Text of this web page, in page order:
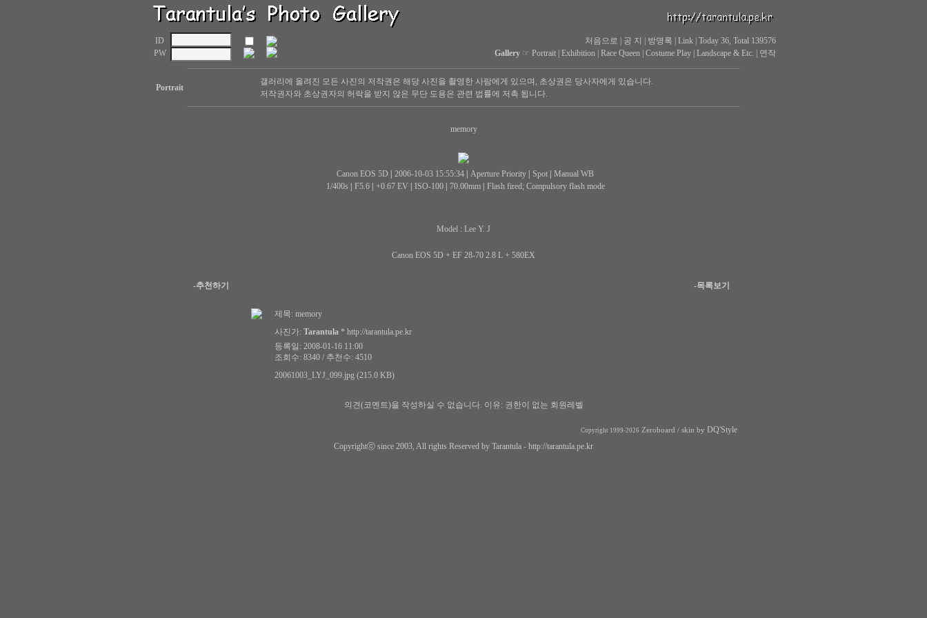
ID
PW
처음으로 공 지 방명록 Link| Today 36, Total 139576
Gallery☞ Portrait| Exhibition| Race Queen| Costume Play| Landscape & Etc. 연작
Portrait
갤러리에 올려진 모든 사진의 저작권은 해당 사진을 촬영한 사람에게 있으며, 초상권은 당사자에게 있습니다.
저작권자와 초상권자의 허락을 받지 않은 무단 도용은 관련 법률에 저촉 됩니다.
memory
Canon EOS 5D 2006-10-03 15:55:34 Aperture Priority Spot
Manual WB
1/400s
F5.6| +0.67 EV ISO-100| 70.00mm| Flash fired; Compulsory flash mode
Model : Lee Y. J
Canon EOS 5D + EF 28-70 2.8 L + 580EX
-추천하기 -목록보기
제목: memory
사진가: Tarantula * http://tarantula.pe.kr
등록일: 2008-01-16 11:00
조회수: 8340 / 추천수: 4510
20061003_LYJ_099.jpg (215.0 KB)
의견(코멘트)을 작성하실 수 없습니다. 이유: 권한이 없는 회원레벨
Copyright 1999-2026 Zeroboard / skin by DQ'Style
Copyrightⓒ since 2003, All rights Reserved by Tarantula - http://tarantula.pe.kr